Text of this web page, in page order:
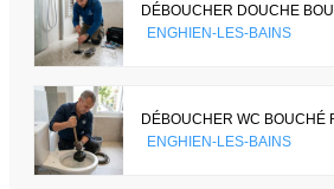
DÉBOUCHER DOUCHE
ENGHIEN-LES-BAINS
DÉBOUCHER WC BOUCHÉ
ENGHIEN-LES-BAINS